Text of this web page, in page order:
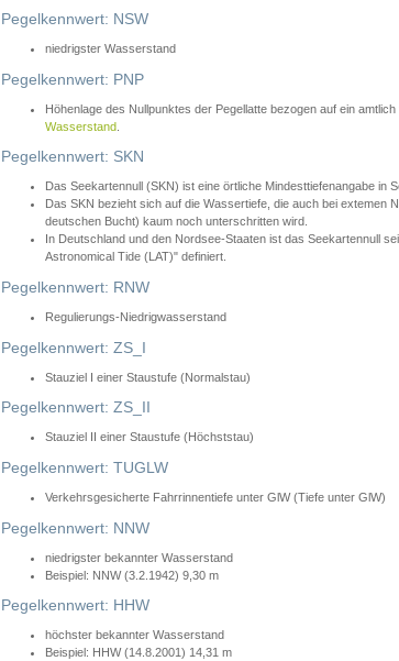
Pegelkennwert: NSW
niedrigster Wasserstand
Pegelkennwert: PNP
Höhenlage des Nullpunktes der Pegellatte bezogen auf ein amtlich
Wasserstand
Pegelkennwert: SKN
Das Seekartennull (SKN) ist eine örtliche Mindesttiefenangabe in
Das SKN bezieht sich auf die Wassertiefe, die auch bei extemen
deutschen Bucht) kaum noch unterschritten wird.
In Deutschland und den Nordsee-Staaten ist das Seekartennull
Astronomical Tide (LAT)" definiert.
Pegelkennwert: RNW
Regulierungs-Niedrigwasserstand
Pegelkennwert: ZS_I
Stauziel I einer Staustufe (Normalstau)
Pegelkennwert: ZS_II
Stauziel II einer Staustufe (Höchststau)
Pegelkennwert: TUGLW
Verkehrsgesicherte Fahrrinnentiefe unter GlW (Tiefe unter GlW)
Pegelkennwert: NNW
niedrigster bekannter Wasserstand
Beispiel: NNW (3.2.1942) 9,30 m
Pegelkennwert: HHW
höchster bekannter Wasserstand
Beispiel: HHW (14.8.2001) 14,31 m